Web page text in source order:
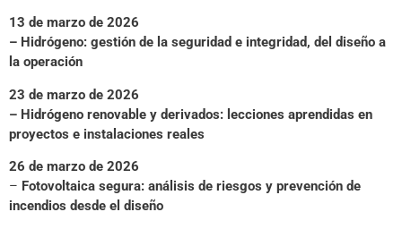
13 de marzo de 2026
– Hidrógeno: gestión de la seguridad e integridad, del diseño a
la operación
23 de marzo de 2026
– Hidrógeno renovable y derivados: lecciones aprendidas en
proyectos e instalaciones reales
26 de marzo de 2026
– Fotovoltaica segura: análisis de riesgos y prevención de
incendios desde el diseño